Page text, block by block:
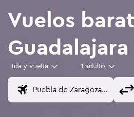
Vuelos
Ida y vuelta 1 adulto